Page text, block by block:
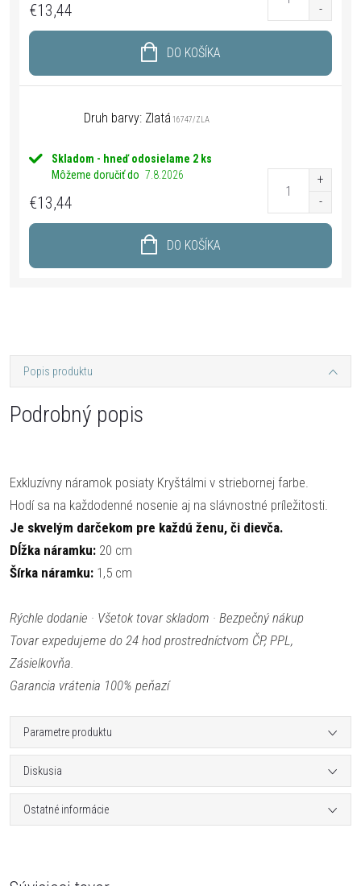
€13,44
DO KOŠÍKA
Druh barvy: Zlatá 16747/ZLA
Skladom - hneď odosielame 2 ks
Môžeme doručiť do 7.8.2026
€13,44
DO KOŠÍKA
Popis produktu
Podrobný popis
Exkluzívny náramok posiaty Kryštálmi v striebornej farbe.
Hodí sa na každodenné nosenie aj na slávnostné príležitosti.
Je skvelým darčekom pre každú ženu, či dievča.
Dĺžka náramku: 20 cm
Šírka náramku: 1,5 cm
Rýchle dodanie · Všetok tovar skladom · Bezpečný nákup
Tovar expedujeme do 24 hod prostredníctvom ČP, PPL,
Zásielkovňa.
Garancia vrátenia 100% peňazí
Parametre produktu
Diskusia
Ostatné informácie